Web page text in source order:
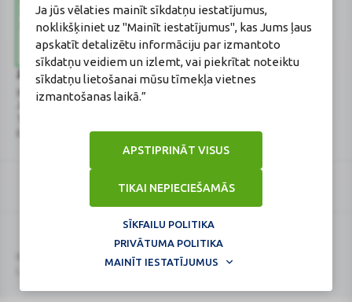
Ja jūs vēlaties mainīt sīkdatņu iestatījumus,
noklikšķiniet uz "Mainīt iestatījumus", kas Jums ļaus
apskatīt detalizētu informāciju par izmantoto
sīkdatņu veidiem un izlemt, vai piekrītat noteiktu
sīkdatņu lietošanai mūsu tīmekļa vietnes
izmantošanas laikā.”
TIKAI NEPIECIEŠAMĀS
APSTIPRINĀT VISUS
SĪKFAILU POLITIKA
PRIVĀTUMA POLITIKA
MAINĪT IESTATĪJUMUS
Zāļu valsts aģentūra
www.zva.gov.lv
Jersikas iela 15, Rīga
E-pasts: info@zva.gov.lv
Veselības inspekcija
E-pasts: vi@vi.gov.lv
. Visas tiesības aizsargātas.
Logo